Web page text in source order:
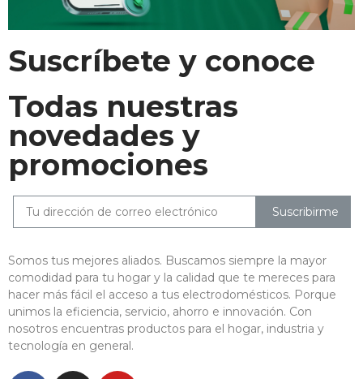
Suscríbete y conoce
Todas nuestras
novedades y
promociones
Suscribirme
Somos tus mejores aliados. Buscamos siempre la mayor
comodidad para tu hogar y la calidad que te mereces para
hacer más fácil el acceso a tus electrodomésticos. Porque
unimos la eficiencia, servicio, ahorro e innovación. Con
nosotros encuentras productos para el hogar, industria y
tecnología en general.